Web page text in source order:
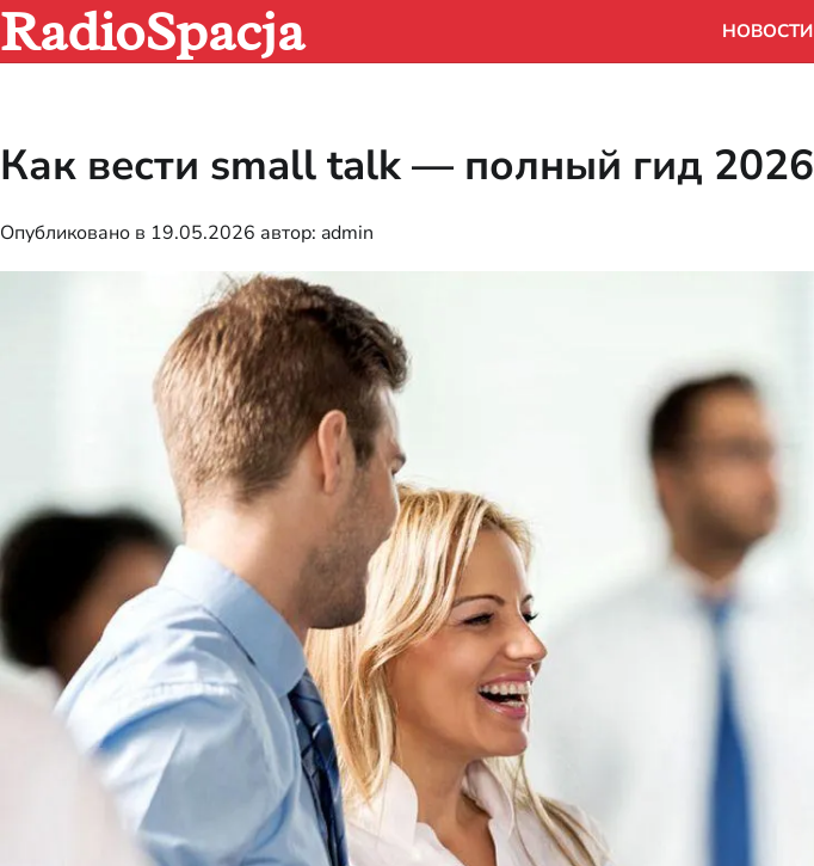
Перейти
к
содержимому
RadioSpacja НОВОСТИ
Как вести small talk — полный гид 2026
Опубликовано в 19.05.2026 автор: admin